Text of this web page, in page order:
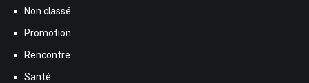
Non classé
Promotion
Rencontre
Santé